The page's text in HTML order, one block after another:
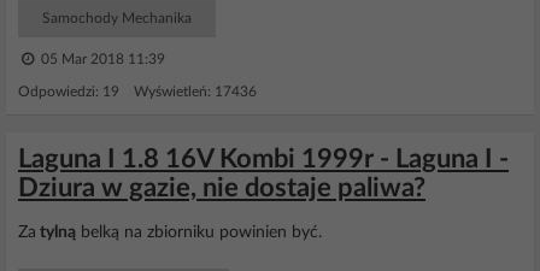
Samochody Mechanika
05 Mar 2018 11:39
Odpowiedzi: 19 Wyświetleń: 17436
Laguna I 1.8 16V Kombi 1999r - Laguna I -
Dziura w gazie, nie dostaje paliwa?
Za tylną belką na zbiorniku powinien być.